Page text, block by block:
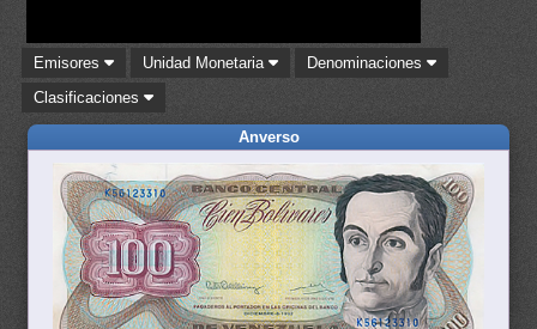
Emisores Unidad Monetaria
Denominaciones
Clasificaciones
Anverso